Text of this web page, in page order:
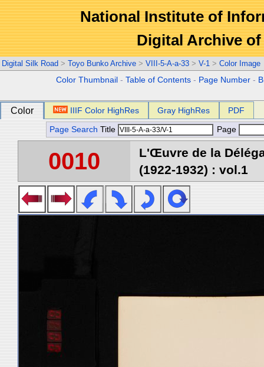
National Institute of
Digital Archive
Digital Silk Road > Toyo Bunko Archive > VIII-5-A-a-33 > V-1 > Color Image
Color Thumbnail -Table of Contents - Page Number -
Color IIIF Color HighRes Gray HighRes PDF
Page Search Title Page
0010
L'Œuvre de la
(1922-1932) : vol.1